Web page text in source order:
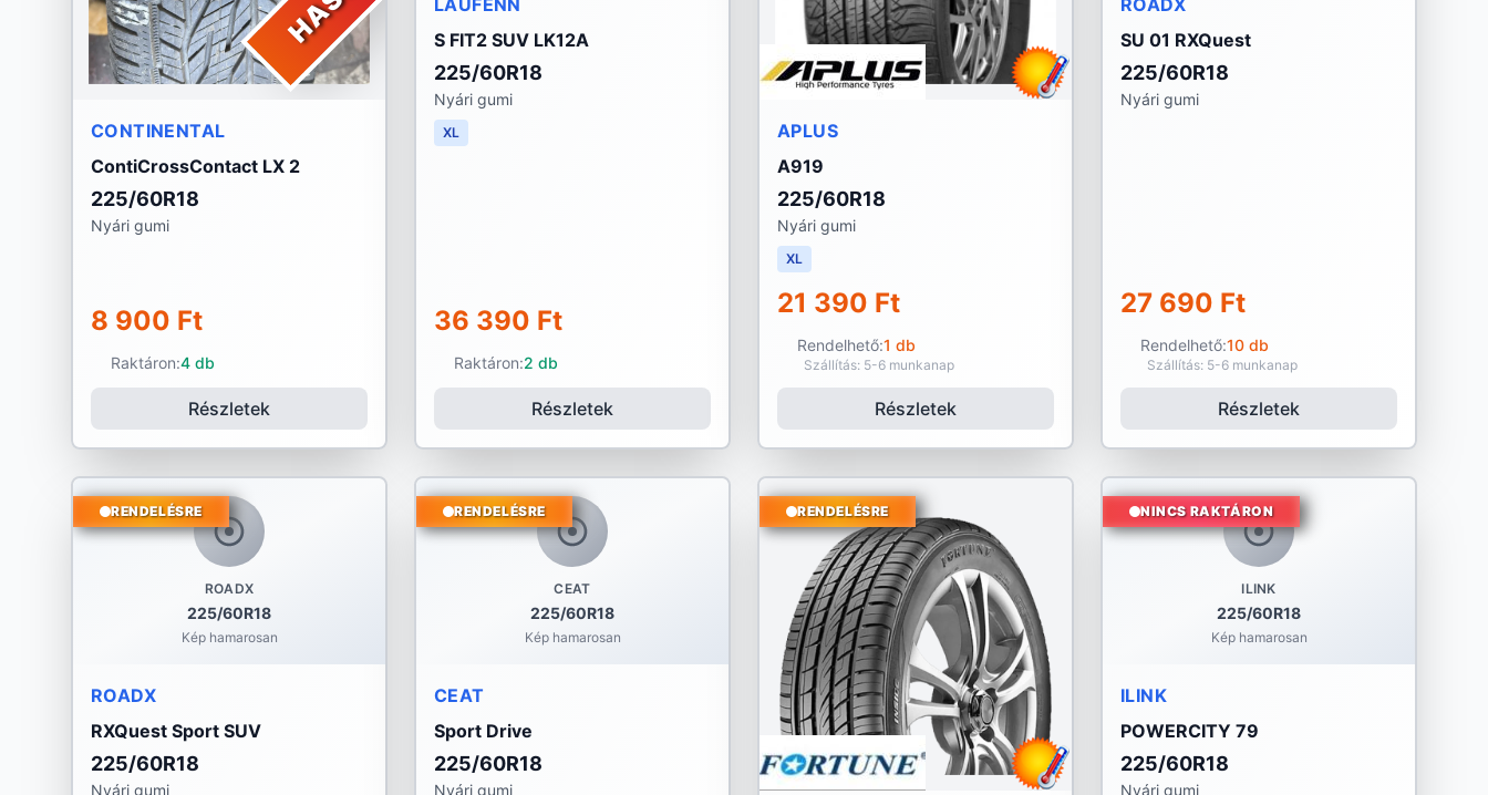
CONTINENTAL
ContiCrossContact LX 2
225/60R18
Nyári gumi
8 900 Ft
Raktáron:4 db
Részletek
LAUFENN
S FIT2 SUV LK12A
225/60R18
Nyári gumi
XL
36 390 Ft
Raktáron:2 db
Részletek
APLUS
A919
225/60R18
Nyári gumi
XL
21 390 Ft
Rendelhető:1 db
Szállítás: 5-6 munkanap
Részletek
ROADX
SU 01 RXQuest
225/60R18
Nyári gumi
27 690 Ft
Rendelhető:10 db
Szállítás: 5-6 munkanap
Részletek
ROADX
225/60R18
Kép hamarosan
RENDELÉSRE
ROADX
RXQuest Sport SUV
225/60R18
Nyári gumi
CEAT
225/60R18
Kép hamarosan
RENDELÉSRE
CEAT
Sport Drive
225/60R18
Nyári gumi
RENDELÉSRE
ILINK
225/60R18
Kép hamarosan
NINCS RAKTÁRON
ILINK
POWERCITY 79
225/60R18
Nyári gumi